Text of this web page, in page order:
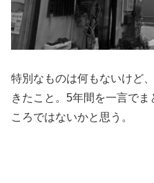
特別なものは何もないけど
きたこと。5年間を一言で
ころではないかと思う。